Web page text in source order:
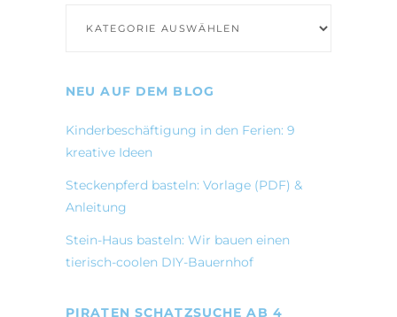
NEU AUF DEM BLOG
Kinderbeschäftigung in den Ferien: 9
kreative Ideen
Steckenpferd basteln: Vorlage (PDF) &
Anleitung
Stein-Haus basteln: Wir bauen einen
tierisch-coolen DIY-Bauernhof
PIRATEN SCHATZSUCHE AB 4